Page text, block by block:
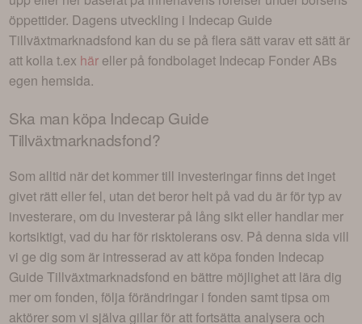
öppettider. Dagens utveckling i Indecap Guide
Tillväxtmarknadsfond kan du se på flera sätt varav ett sätt är
att kolla t.ex här eller på fondbolaget Indecap Fonder ABs
egen hemsida.
Ska man köpa Indecap Guide
Tillväxtmarknadsfond?
Som alltid när det kommer till investeringar finns det inget
givet rätt eller fel, utan det beror helt på vad du är för typ av
investerare, om du investerar på lång sikt eller handlar mer
kortsiktigt, vad du har för risktolerans osv. På denna sida vill
vi ge dig som är intresserad av att köpa fonden Indecap
Guide Tillväxtmarknadsfond en bättre möjlighet att lära dig
mer om fonden, följa förändringar i fonden samt tipsa om
aktörer som vi själva gillar för att fortsätta analysera och